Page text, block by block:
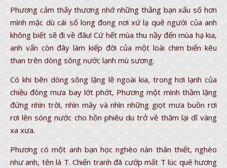
Phương cảm thấy thương nhớ những thằng bạn xấu số hơn
mình mặc dù cái số long đong nơi xứ lạ quê người của anh
không biết sẽ đi về đâu! Cứ hết mùa thu nầy đến mùa hạ kia,
anh vẩn còn đây làm kiếp đời của một loài chim biển kêu
than trên dòng sông nước lạnh mù sương.
Có khi bên dòng sông lặng lẽ ngoài kia, trong hơi lạnh của
chiều đông mưa bay lớt phớt, Phương một mình thầm lặng
đứng nhìn trời, nhìn mây và nhìn những giọt mưa buồn rơi
rơi lên sóng nước cho hồn phiêu du trở về thăm lại dĩ vàng
xa xưa.
Phương có một anh bạn học nghèo nàn thân thiết, nghèo
như anh, tên là T. Chiến tranh đã cướp mất T lúc quê hương